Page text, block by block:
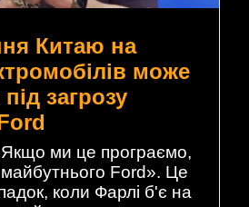
Китаю на
може
загрозу
ми це програємо,
Ford». Це
коли Фарлі б'є на